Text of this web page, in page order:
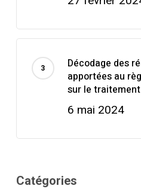
Décodage des
apportées au
sur le
6 mai 2024
Catégories